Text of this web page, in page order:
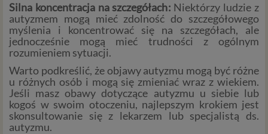
Silna koncentracja na szczegółach: Niektórzy ludzie z
autyzmem mogą mieć zdolność do szczegółowego
myślenia i koncentrować się na szczegółach, ale
jednocześnie mogą mieć trudności z ogólnym
rozumieniem sytuacji.
Warto podkreślić, że objawy autyzmu mogą być różne
u różnych osób i mogą się zmieniać wraz z wiekiem.
Jeśli masz obawy dotyczące autyzmu u siebie lub
kogoś w swoim otoczeniu, najlepszym krokiem jest
skonsultowanie się z lekarzem lub specjalistą ds.
autyzmu.